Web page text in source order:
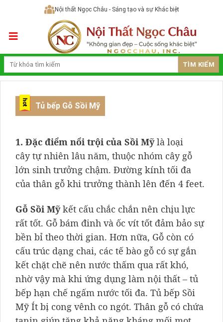
content
Nội thất Ngọc Châu - Sáng tạo và sự Khác biệt
TÌM KIẾM
Tủ bếp Gỗ Sồi Mỹ
1. Đặc điểm nổi trội của Sồi Mỹlà loại
cây tự nhiên lâu năm, thuộc nhóm cây gỗ
lớn sinh trưởng chậm. Đường kính tối đa
của thân gỗ khi trưởng thành lên đến 4 feet.
Gỗ Sồi Mỹkết cấu chắc chắn nên chịu lực
rất tốt. Gỗ bám đinh và ốc vít tốt đảm bảo sự
bền bỉ theo thời gian. Hơn nữa, Gỗ còn có
cấu trúc dạng chai, các tế bào gỗ có sự gắn
kết chặt chẽ nên nước thấm qua rất khó,
nhờ vậy mà khi ứng dụng làm nội thất – tủ
bếp hạn chế ngấm nước tối đa. Tủ bếp Sồi
Mỹ Ít bị cong vênh co ngót. Thân gỗ có chứa